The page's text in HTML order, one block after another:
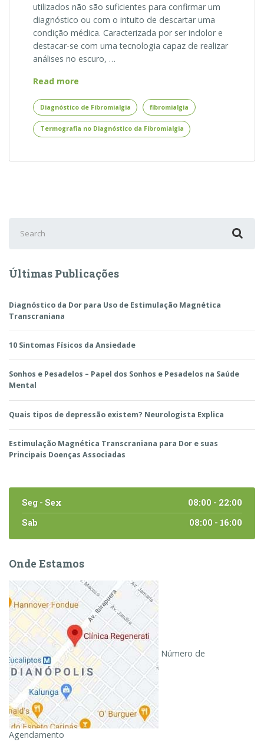
utilizados não são suficientes para confirmar um
diagnóstico ou com o intuito de descartar uma
condição médica. Caracterizada por ser indolor e
destacar-se com uma tecnologia capaz de realizar
análises no escuro, …
Read more
Diagnóstico
da
Fibromialgia
Diagnóstico de Fibromialgia fibromialgia
Termografia no Diagnóstico da Fibromialgia
for:
Últimas Publicações
Diagnóstico da Dor para Uso de Estimulação Magnética
Transcraniana
10 Sintomas Físicos da Ansiedade
Sonhos e Pesadelos – Papel dos Sonhos e Pesadelos na Saúde
Mental
Quais tipos de depressão existem? Neurologista Explica
Estimulação Magnética Transcraniana para Dor e suas
Principais Doenças Associadas
Seg - Sex
08:00 - 22:00
Sab
08:00 - 16:00
Onde Estamos
Número de
Agendamento